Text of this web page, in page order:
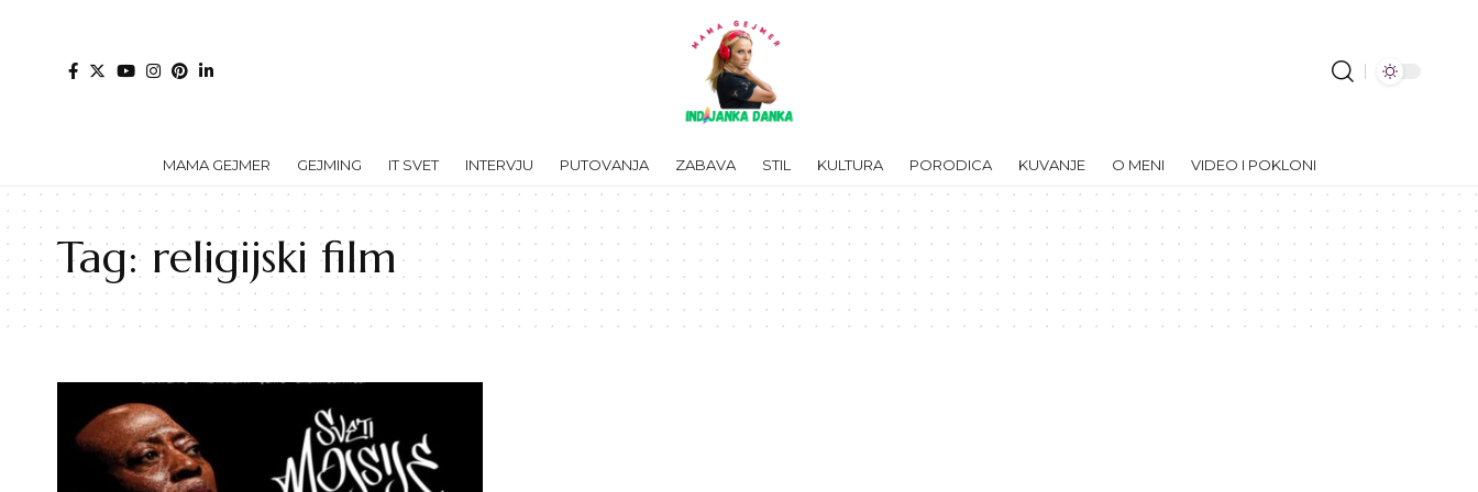
MAMA GEJMER GEJMING IT SVET INTERVJU PUTOVANJA ZABAVA STIL KULTURA PORODICA KUVANJE O MENI VIDEO I POKLONI
Tag: religijski film